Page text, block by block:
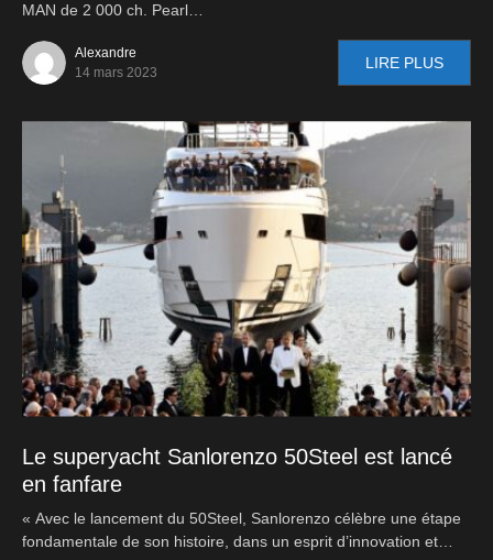
MAN de 2 000 ch. Pearl…
Alexandre
14 mars 2023
LIRE PLUS
Le superyacht Sanlorenzo 50Steel est lancé
en fanfare
« Avec le lancement du 50Steel, Sanlorenzo célèbre une étape
fondamentale de son histoire, dans un esprit d’innovation et…